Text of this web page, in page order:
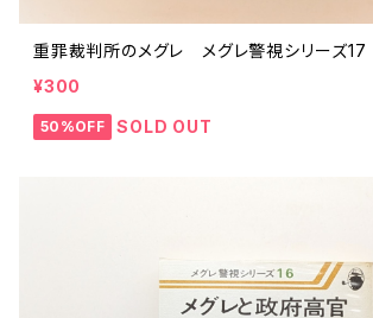
重罪裁判所のメグレ メグレ警視シリーズ17
¥300
50%OFF SOLD OUT